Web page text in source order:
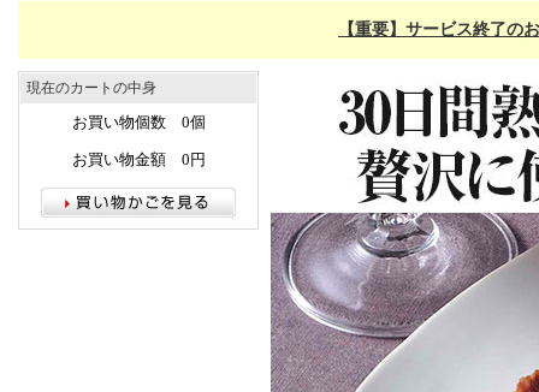
【重要】サービス終了の
現在のカートの中身
お買い物個数 0個
お買い物金額 0円